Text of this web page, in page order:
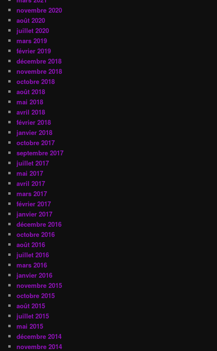
novembre 2020
août 2020
juillet 2020
mars 2019
février 2019
décembre 2018
novembre 2018
octobre 2018
août 2018
mai 2018
avril 2018
février 2018
janvier 2018
octobre 2017
septembre 2017
juillet 2017
mai 2017
avril 2017
mars 2017
février 2017
janvier 2017
décembre 2016
octobre 2016
août 2016
juillet 2016
mars 2016
janvier 2016
novembre 2015
octobre 2015
août 2015
juillet 2015
mai 2015
décembre 2014
novembre 2014